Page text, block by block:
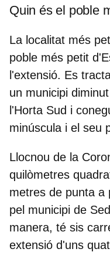
Quin és el poble
La localitat més
poble més petit
l'extensió. Es
un municipi
l'Horta Sud i
minúscula i el seu
Llocnou de la
quilòmetres
metres de punta a
pel municipi de
manera, té sis
extensió d'uns